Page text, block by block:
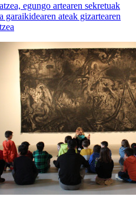
egungo artearen sekretuak
garaikidearen ateak gizartearen